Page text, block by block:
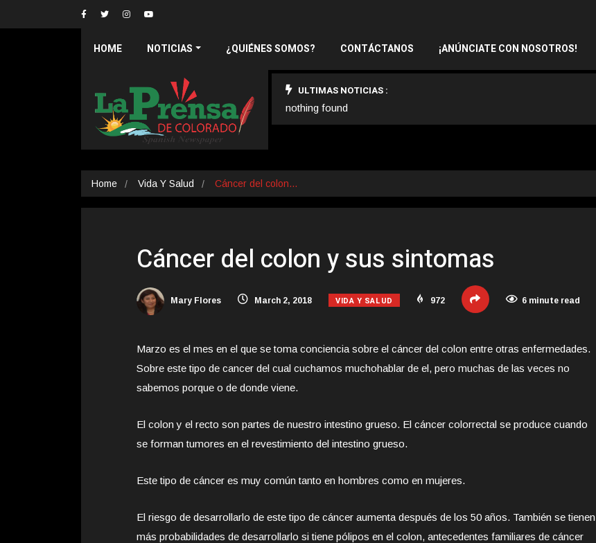
HOME NOTICIAS ¿QUIÉNES SOMOS? CONTÁCTANOS ¡ANÚNCIATE CON NOSOTROS!
ULTIMAS NOTICIAS :
nothing found
Home Vida Y Salud Cáncer del colon…
Cáncer del colon y sus sintomas
Mary Flores March 2, 2018 VIDA Y SALUD 972 6 minute read
Marzo es el mes en el que se toma conciencia sobre el cáncer del colon entre otras enfermedades.
Sobre este tipo de cancer del cual cuchamos muchohablar de el, pero muchas de las veces no
sabemos porque o de donde viene.
El colon y el recto son partes de nuestro intestino grueso. El cáncer colorrectal se produce cuando
se forman tumores en el revestimiento del intestino grueso.
Este tipo de cáncer es muy común tanto en hombres como en mujeres.
El riesgo de desarrollarlo de este tipo de cáncer aumenta después de los 50 años. También se tienen
más probabilidades de desarrollarlo si tiene pólipos en el colon, antecedentes familiares de cáncer